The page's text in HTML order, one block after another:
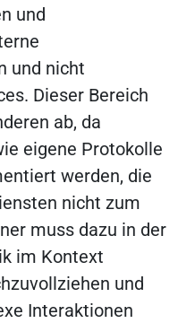
und
und nicht
Dieser Bereich
ab, da
eigene Protokolle
werden, die
nicht zum
muss dazu in der
im Kontext
und
Interaktionen